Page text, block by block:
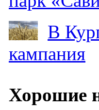
В
кампания
Хорошие